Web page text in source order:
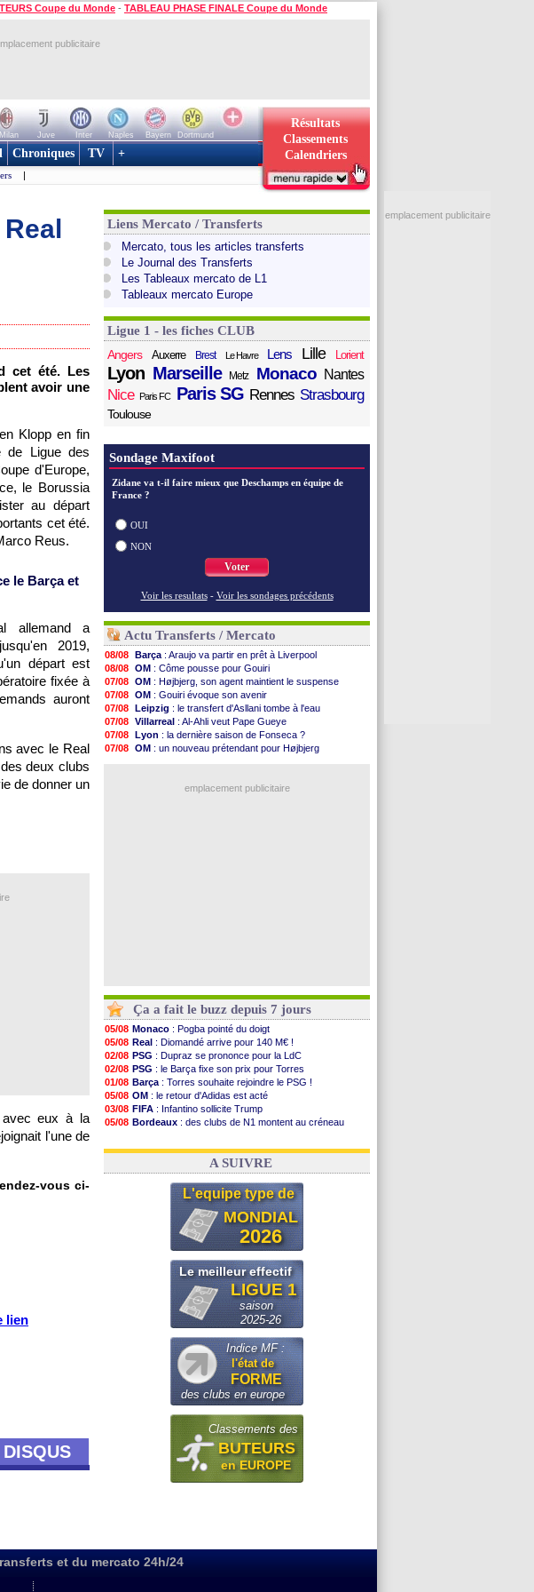
Coupe du Monde - TABLEAU PHASE FINALE Coupe du Monde
publicitaire
Milan Juve Inter Naples Bayern
Dortmund
Résultats
Classements
Calendriers
Chroniques TV +
|
cet été. Les
avoir une
Klopp en fin
de Ligue des
d'Europe,
le Borussia
au départ
cet été.
Reus.
le Barça et
allemand a
2019,
départ est
fixée à
auront
avec le Real
deux clubs
de donner un
avec eux à la
l'une de
vous ci-
lien
DISQUS
Liens Mercato / Transferts
Mercato, tous les articles transferts
Le Journal des Transferts
Les Tableaux mercato de L1
Tableaux mercato Europe
Ligue 1 - les fiches CLUB
Angers
Auxerre Brest Le Havre Lens Lille Lorient
Lyon Marseille Metz Monaco Nantes
Nice Paris FC Paris SG Rennes Strasbourg
Toulouse
Sondage Maxifoot
Zidane va t-il faire mieux que Deschamps en équipe de
France ?
OUI
NON
Voter
Voir les resultats - Voir les sondages précédents
Actu Transferts / Mercato
08/08 Barça : Araujo va partir en prêt à Liverpool
08/08 OM : Côme pousse pour Gouiri
07/08 OM : Højbjerg, son agent maintient le suspense
07/08 OM : Gouiri évoque son avenir
07/08 Leipzig : le transfert d'Asllani tombe à l'eau
07/08 Villarreal : Al-Ahli veut Pape Gueye
07/08 Lyon : la dernière saison de Fonseca ?
07/08 OM : un nouveau prétendant pour Højbjerg
: c'est signé pour Luca Zidane (off.)
emplacement publicitaire
Ça a fait le buzz depuis 7 jours
05/08 Monaco : Pogba pointé du doigt
05/08 Real : Diomandé arrive pour 140 M€ !
02/08 PSG : Dupraz se prononce pour la LdC
02/08 PSG : le Barça fixe son prix pour Torres
01/08 Barça : Torres souhaite rejoindre le PSG !
05/08 OM : le retour d'Adidas est acté
03/08 FIFA : Infantino sollicite Trump
05/08 Bordeaux : des clubs de N1 montent au créneau
03/08 Real: le démenti de Leipzig pour Diomandé
A SUIVRE
L'equipe type de
MONDIAL
2026
Le meilleur effectif
LIGUE 1
saison
2025-26
Indice MF :
l'état de
FORME
des clubs en europe
Classements des
BUTEURS
en EUROPE
emplacement publicitaire
et du mercato 24h/24